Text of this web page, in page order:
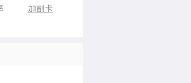
加副卡